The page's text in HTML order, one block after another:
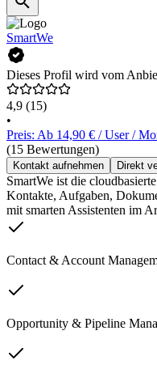
SmartWe
Dieses Profil wird vom
4,9 (15)
•
Preis: Ab 14,90 € / User /
(15 Bewertungen)
Kontakt aufnehmen Direkt
SmartWe ist die
Kontakte, Aufgaben,
mit smarten Assistenten im
Contact & Account
Opportunity & Pipeline